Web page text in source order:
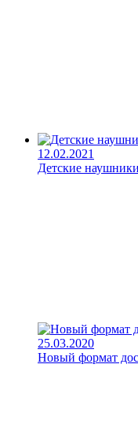
12.02.2021
Детские
25.03.2020
Новый формат